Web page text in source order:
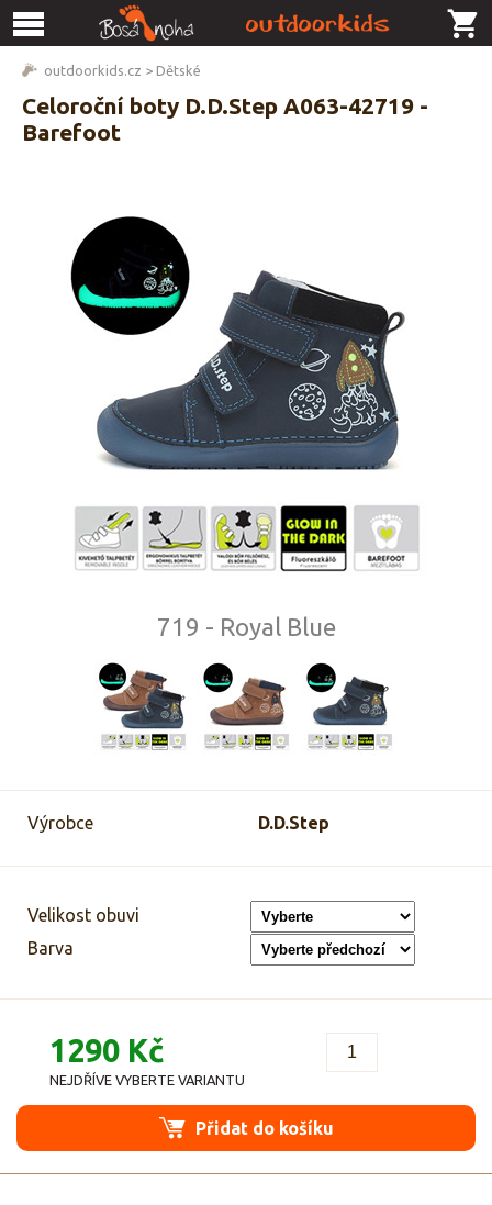
outdoorkids.cz > Dětské
Celoroční boty D.D.Step A063-42719 -
Barefoot
719 - Royal Blue
Výrobce D.D.Step
Velikost obuvi
Barva
1290 Kč
NEJDŘÍVE VYBERTE VARIANTU
Přidat do košíku